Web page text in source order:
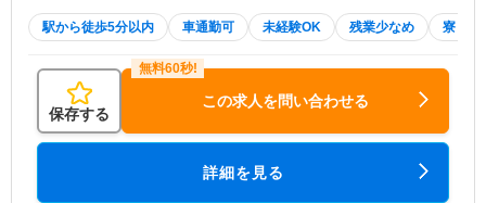
駅から徒歩5分以内 車通勤可 未経験OK 残業少なめ 寮・借
保存する
この求人を問い合わせる
詳細を見る